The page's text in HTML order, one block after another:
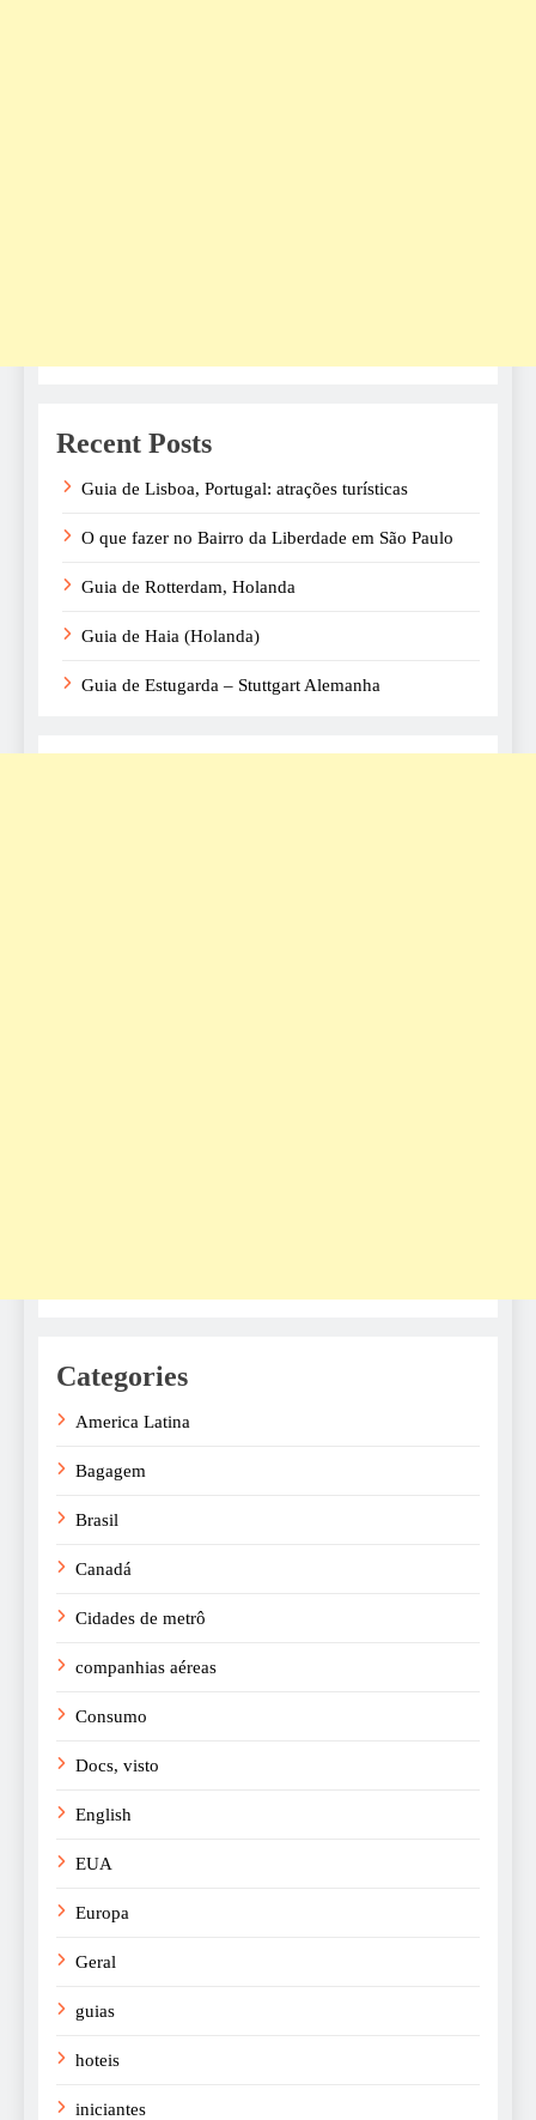
Recent Posts
Guia de Lisboa, Portugal: atrações turísticas
O que fazer no Bairro da Liberdade em São Paulo
Guia de Rotterdam, Holanda
Guia de Haia (Holanda)
Guia de Estugarda – Stuttgart Alemanha
Categories
America Latina
Bagagem
Brasil
Canadá
Cidades de metrô
companhias aéreas
Consumo
Docs, visto
English
EUA
Europa
Geral
guias
hoteis
iniciantes